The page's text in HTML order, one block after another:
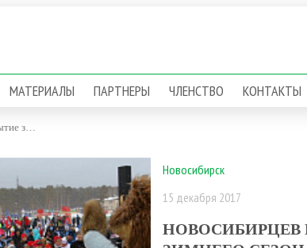
МАТЕРИАЛЫ ПАРТНЕРЫ ЧЛЕНСТВО КОНТАКТЫ
Новосибирцев приглашают на открытие зимнего сезона 16 декабря
Новосибирск
15 декабря 2017